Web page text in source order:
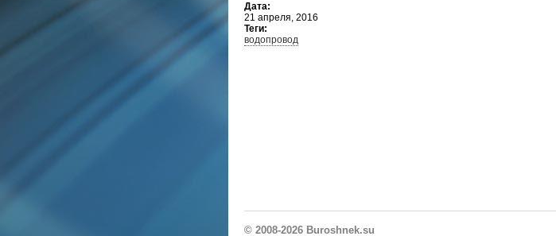
Дата:
21 апреля, 2016
Теги:
водопровод
© 2008-2026 Buroshnek.su